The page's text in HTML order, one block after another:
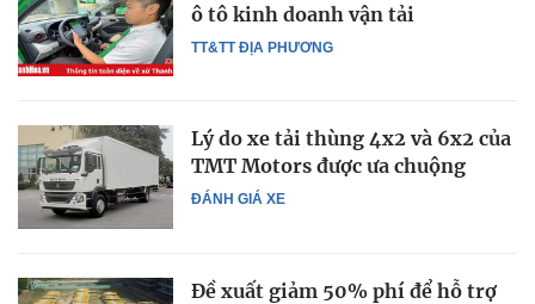
TT&TT ĐỊA PHƯƠNG
ô tô kinh doanh vận tải
ĐÁNH GIÁ XE
Lý do xe tải thùng 4x2 và 6x2 của
TMT Motors được ưa chuộng
Đề xuất giảm 50% phí để hỗ trợ